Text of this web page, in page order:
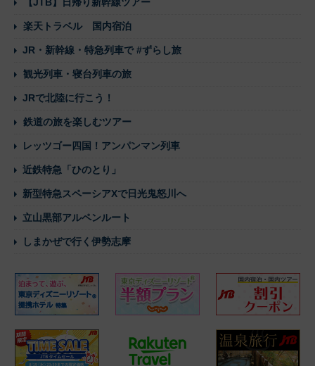
【JTB】日帰り新幹線ツアー
楽天トラベル 国内宿泊
JR・新幹線・特急列車で #ずらし旅
観光列車・寝台列車の旅
JRで北陸に行こう！
鉄道の旅を楽しむツアー
レッツゴー四国！アンパンマン列車
近鉄特急「ひのとり」
新型特急スペーシアXで日光鬼怒川へ
立山黒部アルペンルート
しまかぜで行く伊勢志摩